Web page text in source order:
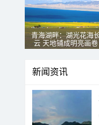
青海湖畔：湖光花海
云 天地铺成明亮画卷
新闻资讯